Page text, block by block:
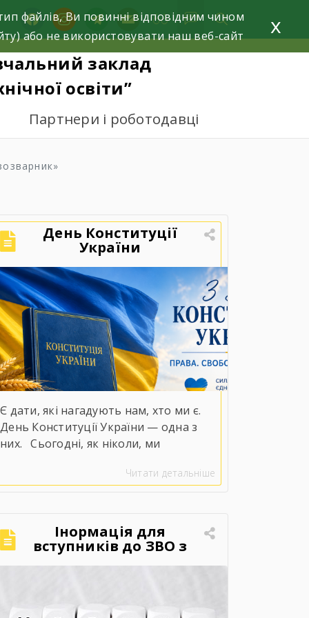
facebookinstagramtelegram
mail
заклад
освіти”
Партнери і роботодавці
День Конституції
України
Є дати, які нагадують нам, хто ми є.
День Конституції України — одна з
них.⠀Сьогодні, як ніколи, ми
набувають особливого змісту. Вони
втілюються в мужності наших
захисників і захисниць, у стійкості
Читати детальніше
Інормація для
вступників до ЗВО з
ТОТ або територій
файлів, Ви повинні відповідним чином
або не використовувати наш веб-сайт
x